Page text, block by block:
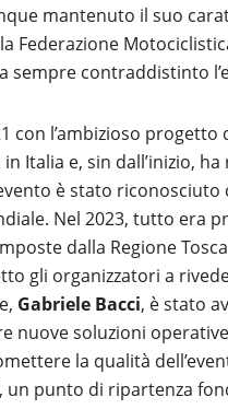
mantenuto il suo
Federazione
sempre contraddistinto
con l’ambizioso
Italia e, sin dall’inizio,
è stato
Nel 2023, tutto era
dalla Regione
gli organizzatori a
Gabriele Bacci, è stato
nuove soluzioni
la qualità
un punto di ripartenza